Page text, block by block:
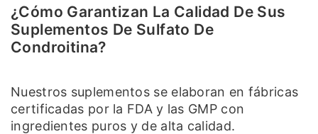
¿Cómo Garantizan La Calidad De Sus
Suplementos De Sulfato De
Condroitina?
Nuestros suplementos se elaboran en fábricas
certificadas por la FDA y las GMP con
ingredientes puros y de alta calidad.